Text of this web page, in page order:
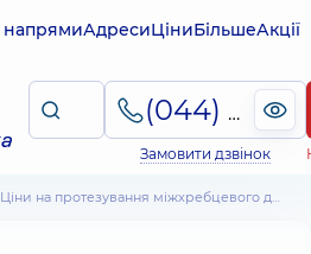
напрямиАдресиЦіниБільшеАкції
(044) 495-2-888
Замовити дзвінок
Ціни на протезування міжхребцевого диска – інформація для пацієнтів